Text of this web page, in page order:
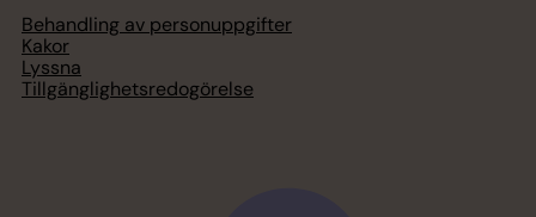
Behandling av personuppgifter
Kakor
Lyssna
Tillgänglighetsredogörelse